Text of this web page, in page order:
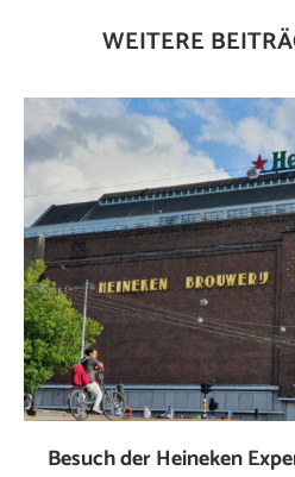
WEITERE
Besuch der Heineken